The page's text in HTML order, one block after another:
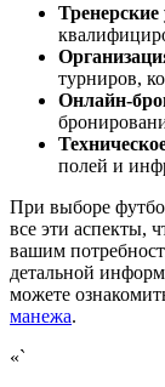
Тренерские
турниров,
Онлайн-
полей и
При выборе
все эти аспекты,
вашим
детальной
можете
манежа.
«`